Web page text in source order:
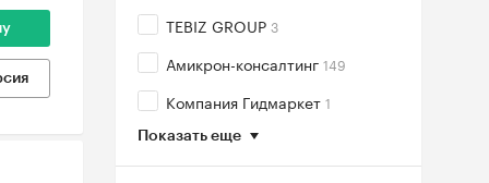
TEBIZ GROUP 3
Амикрон-консалтинг 149
Компания Гидмаркет 1
Показать еще